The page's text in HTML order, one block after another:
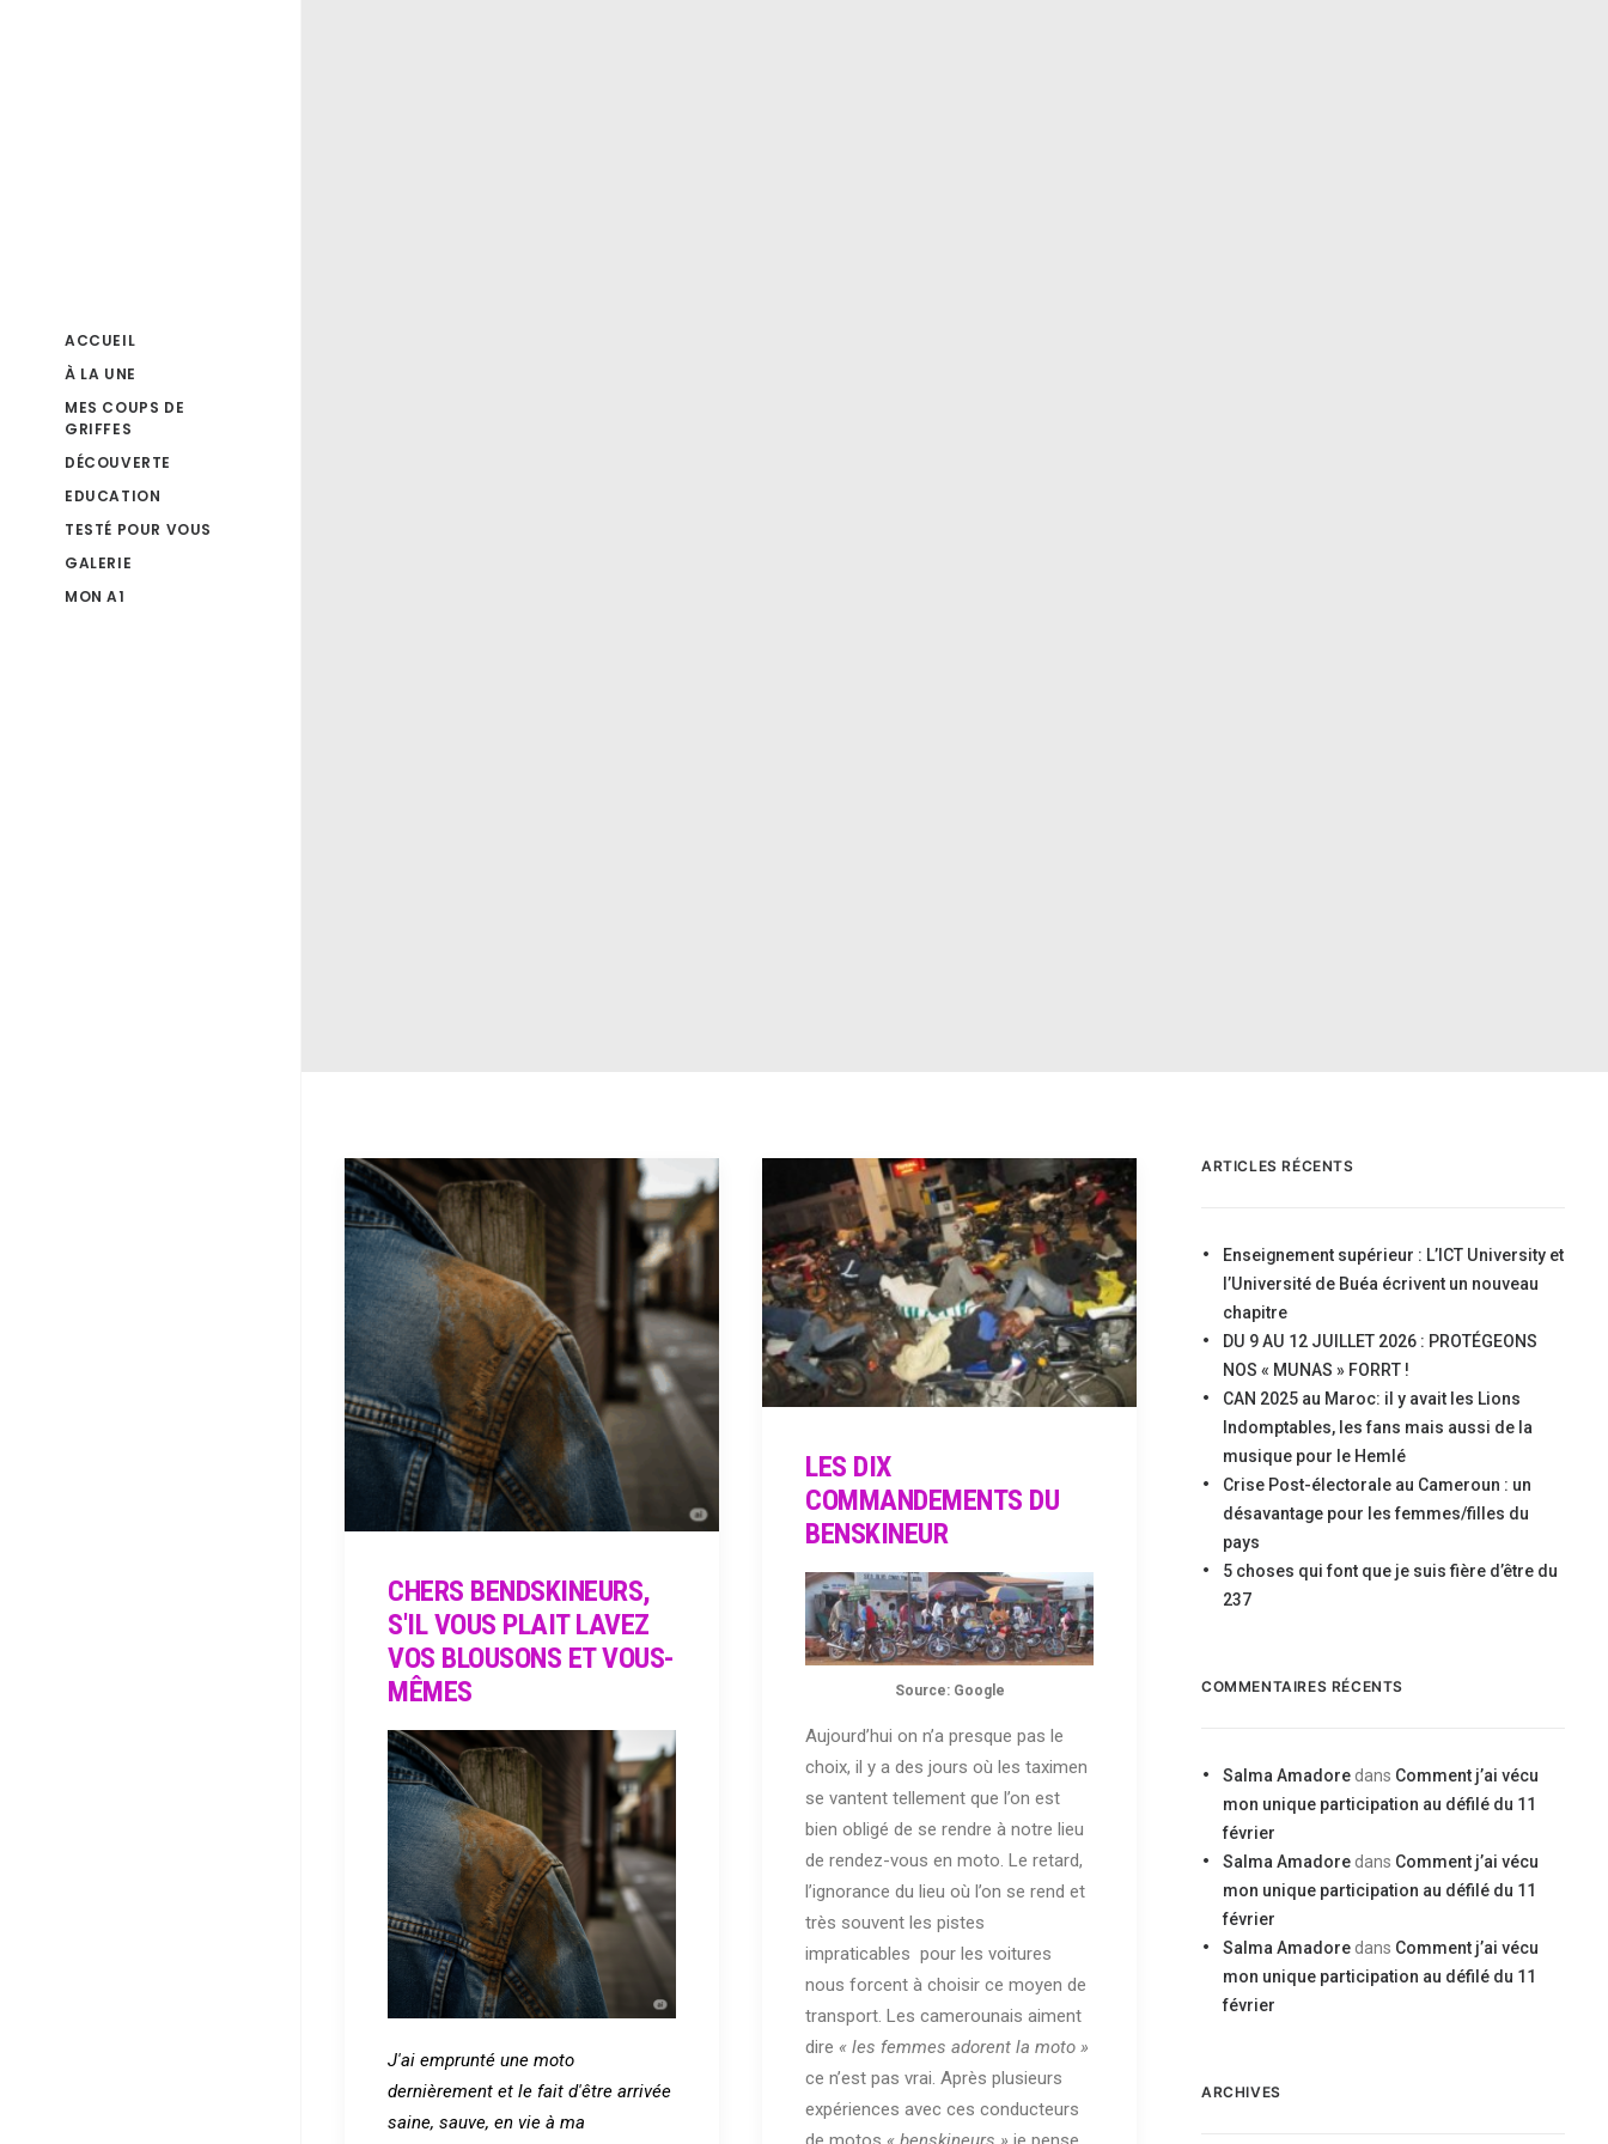
ACCUEIL
À LA UNE
MES COUPS DE
GRIFFES
DÉCOUVERTE
EDUCATION
TESTÉ POUR VOUS
GALERIE
MON A1
CHERS BENDSKINEURS,
S'IL VOUS PLAIT LAVEZ
VOS BLOUSONS ET VOUS-
MÊMES
J'ai emprunté une moto
dernièrement et le fait d'être arrivée
saine, sauve, en vie à ma
LES DIX
COMMANDEMENTS DU
BENSKINEUR
Source: Google
Aujourd’hui on n’a presque pas le
choix, il y a des jours où les taximen
se vantent tellement que l’on est
bien obligé de se rendre à notre lieu
de rendez-vous en moto. Le retard,
l’ignorance du lieu où l’on se rend et
très souvent les pistes
impraticables pour les voitures
nous forcent à choisir ce moyen de
transport. Les camerounais aiment
dire « les femmes adorent la moto »
ce n’est pas vrai. Après plusieurs
expériences avec ces conducteurs
ARTICLES RÉCENTS
Enseignement supérieur : L’ICT University et
l’Université de Buéa écrivent un nouveau
chapitre
DU 9 AU 12 JUILLET 2026 : PROTÉGEONS
NOS « MUNAS » FORRT !
CAN 2025 au Maroc: il y avait les Lions
Indomptables, les fans mais aussi de la
musique pour le Hemlé
Crise Post-électorale au Cameroun : un
désavantage pour les femmes/filles du
pays
5 choses qui font que je suis fière d’être du
237
COMMENTAIRES RÉCENTS
Salma Amadore dans Comment j’ai vécu
mon unique participation au défilé du 11
février
Salma Amadore dans Comment j’ai vécu
mon unique participation au défilé du 11
février
Salma Amadore dans Comment j’ai vécu
mon unique participation au défilé du 11
février
ARCHIVES